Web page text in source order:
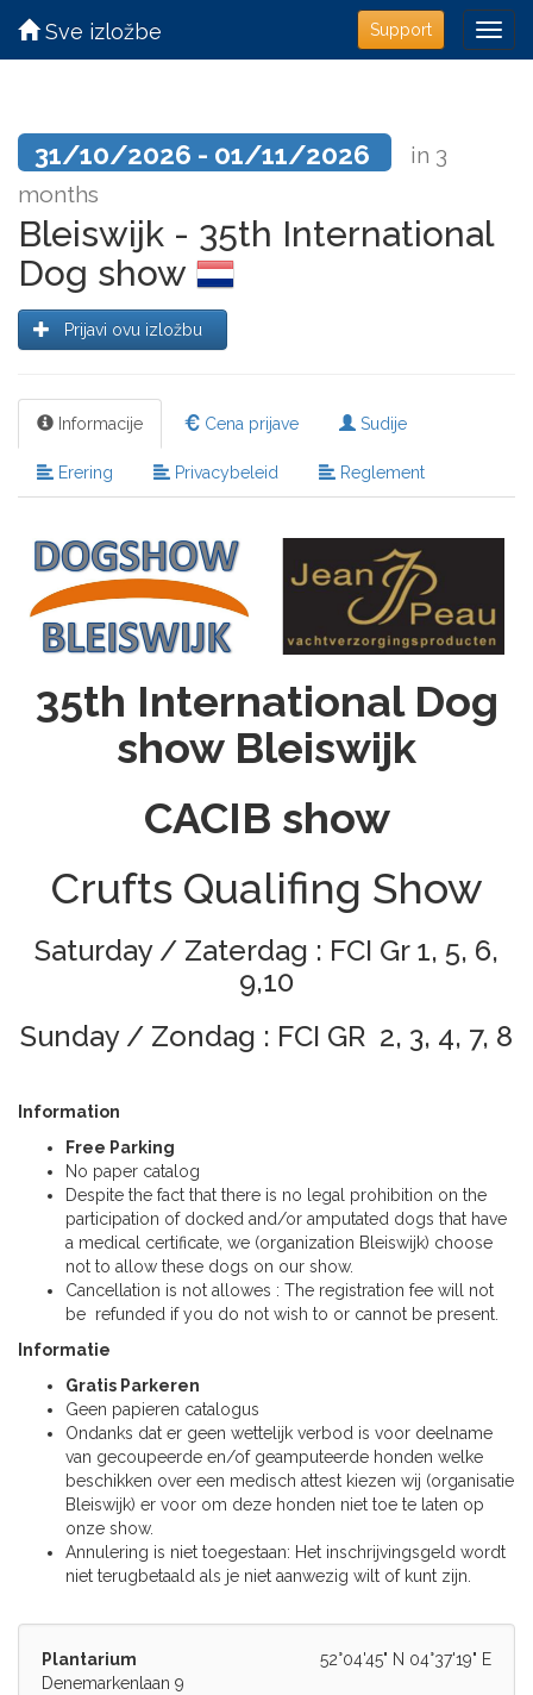
Support
Sve izložbe
31/10/2026 - 01/11/2026
in 3
months
Bleiswijk - 35th International
Dog show
Prijavi ovu izložbu
Informacije Cena prijave Sudije
Erering Privacybeleid Reglement
35th International Dog
show Bleiswijk
CACIB show
Crufts Qualifing Show
Saturday / Zaterdag : FCI Gr 1, 5, 6,
9,10
Sunday / Zondag : FCI GR 2, 3, 4, 7, 8
Information
Free Parking
No paper catalog
Despite the fact that there is no legal prohibition on the
participation of docked and/or amputated dogs that have
a medical certificate, we (organization Bleiswijk) choose
not to allow these dogs on our show.
Cancellation is not allowes : The registration fee will not
be refunded if you do not wish to or cannot be present.
Informatie
Gratis Parkeren
Geen papieren catalogus
Ondanks dat er geen wettelijk verbod is voor deelname
van gecoupeerde en/of geamputeerde honden welke
beschikken over een medisch attest kiezen wij (organisatie
Bleiswijk) er voor om deze honden niet toe te laten op
onze show.
Annulering is niet toegestaan: Het inschrijvingsgeld wordt
niet terugbetaald als je niet aanwezig wilt of kunt zijn.
52°04'45" N 04°37'19" E
Plantarium
Denemarkenlaan 9